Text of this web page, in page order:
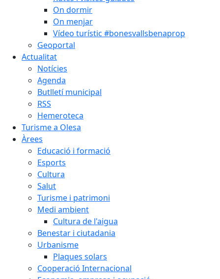
On dormir
On menjar
Vídeo turístic #bonesvallsbenaprop
Geoportal
Actualitat
Notícies
Agenda
Butlletí municipal
RSS
Hemeroteca
Turisme a Olesa
Àrees
Educació i formació
Esports
Cultura
Salut
Turisme i patrimoni
Medi ambient
Cultura de l'aigua
Benestar i ciutadania
Urbanisme
Plaques solars
Cooperació Internacional